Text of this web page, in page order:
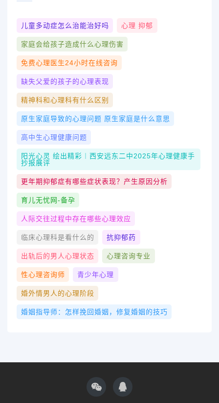
儿童多动症怎么治能治好吗 心理 抑郁
家庭会给孩子造成什么心理伤害
免费心理医生24小时在线咨询
缺失父爱的孩子的心理表现
精神科和心理科有什么区别
原生家庭导致的心理问题 原生家庭是什么意思
高中生心理健康问题
阳光心灵 绘出精彩︱西安远东二中2025年心理健康手
抄报展评
更年期抑郁症有哪些症状表现？产生原因分析
育儿无忧网-备孕
人际交往过程中存在哪些心理效应
临床心理科是看什么的 抗抑郁药
出轨后的男人心理状态 心理咨询专业
性心理咨询师 青少年心理
婚外情男人的心理阶段
婚姻指导师：怎样挽回婚姻，修复婚姻的技巧